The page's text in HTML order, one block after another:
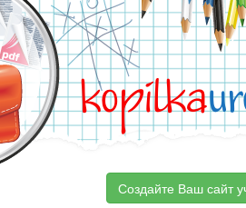
kopilka
Создайте Ваш сайт